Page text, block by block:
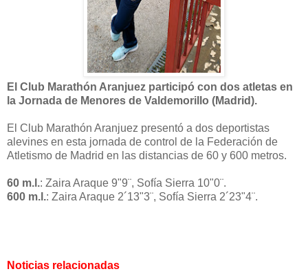
El Club Marathón Aranjuez participó con dos atletas en
la Jornada de Menores de Valdemorillo (Madrid).
El Club Marathón Aranjuez presentó a dos deportistas
alevines en esta jornada de control de la Federación de
Atletismo de Madrid en las distancias de 60 y 600 metros.
60 m.l.: Zaira Araque 9"9¨, Sofía Sierra 10"0¨.
600 m.l.: Zaira Araque 2´13"3¨, Sofía Sierra 2´23"4¨.
Noticias relacionadas